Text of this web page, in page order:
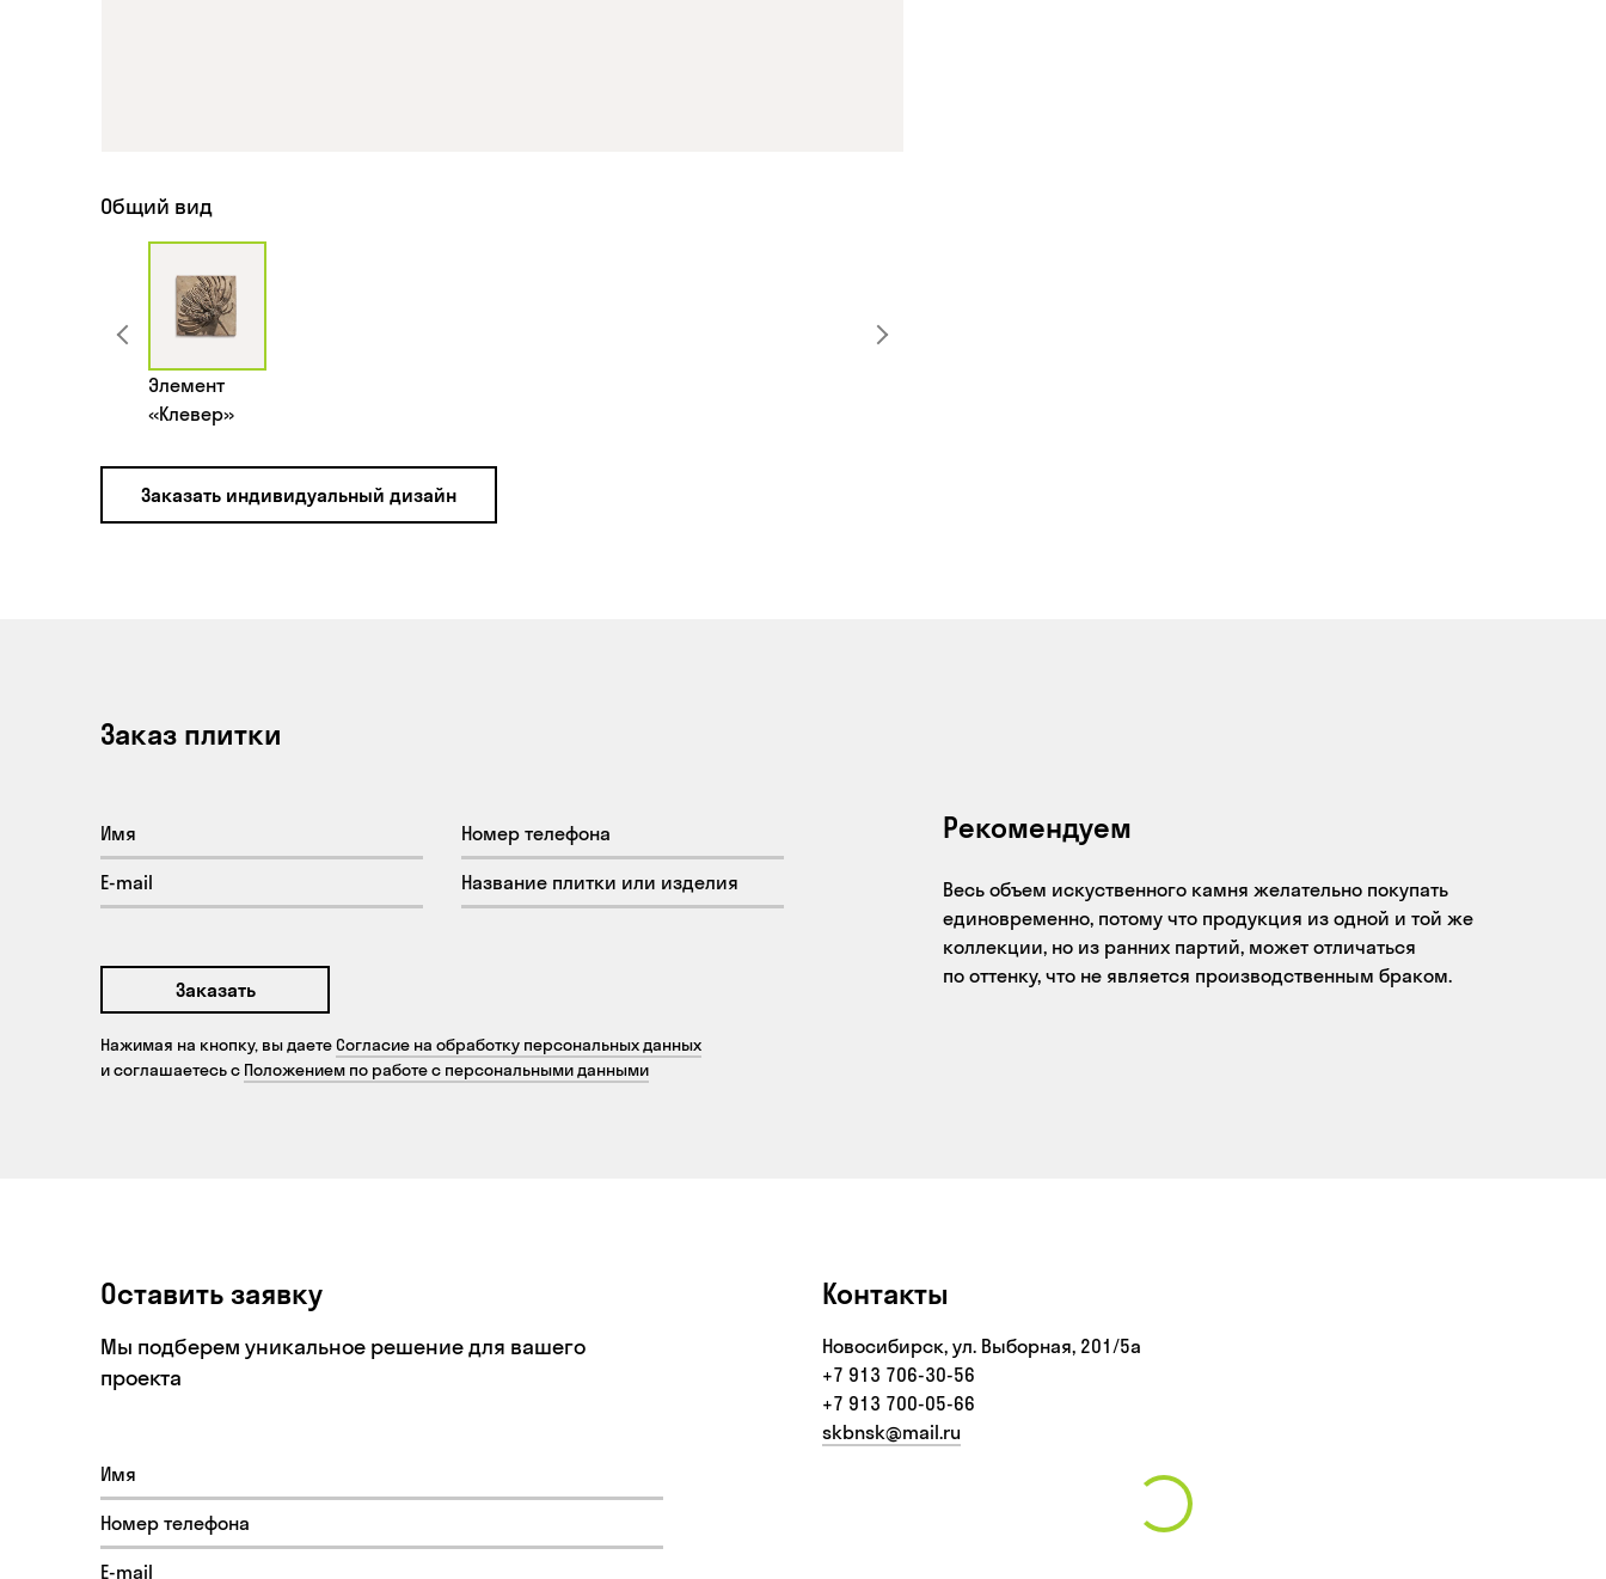
Общий вид
Элемент
«Клевер»
Заказать индивидуальный дизайн
Заказ плитки
Заказать
Нажимая на кнопку, вы даетеСогласие на обработку персональных данных
и соглашаетесь с Положением по работе с персональными данными
Рекомендуем
Весь объем искуственного камня желательно покупать
единовременно, потому что продукция из одной и той же
коллекции, но из ранних партий, может отличаться
по оттенку, что не является производственным браком.
Оставить заявку
Мы подберем уникальное решение для вашего
проекта
Контакты
Новосибирск, ул. Выборная, 201/5а
+7 913 706-30-56‬
+7 913 700-05-66
skbnsk@mail.ru